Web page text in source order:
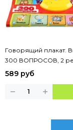
Говорящий плакат.
300 ВОПРОСОВ, 2
экзамена, 10
589 руб